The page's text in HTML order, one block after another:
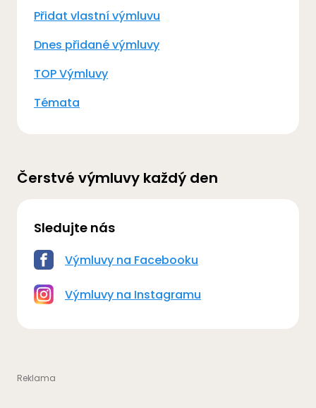
Přidat vlastní výmluvu
Dnes přidané výmluvy
TOP Výmluvy
Témata
Čerstvé výmluvy každý den
Sledujte nás
Výmluvy na Facebooku
Výmluvy na Instagramu